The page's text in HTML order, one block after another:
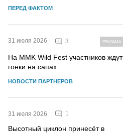
ПЕРЕД ФАКТОМ
31 июля 2026 3 РЕКЛАМА
На MMK Wild Fest участников ждут
гонки на сапах
НОВОСТИ ПАРТНЕРОВ
31 июля 2026 1
Высотный циклон принесёт в